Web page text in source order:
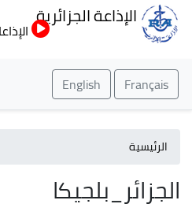
إلى
الإذاعة الجزائرية
الإذاعات
Français
English
الرئيسية
الجزائر_بلجيكا